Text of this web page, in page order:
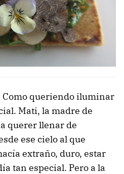
Como queriendo iluminar
Mati, la madre de
querer llenar de
ese cielo al que
extraño, duro, estar
tan especial. Pero a la